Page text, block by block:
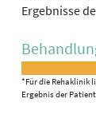
Ergebnisse
*Für die Rehaklinik
Ergebnis der